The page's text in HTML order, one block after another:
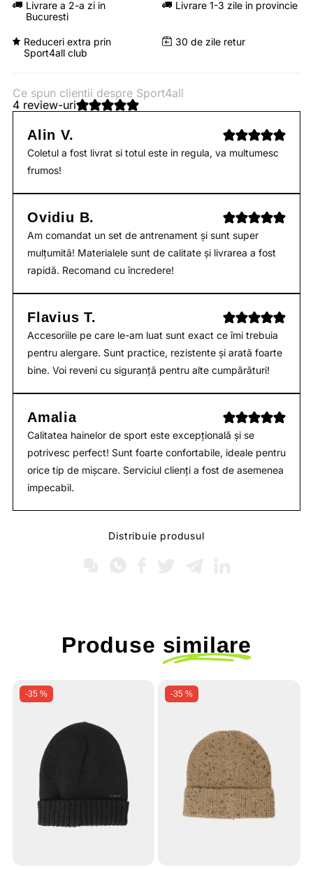
Livrare a 2-a zi in
Bucuresti
Livrare 1-3 zile in provincie
Reduceri extra prin
Sport4all club
30 de zile retur
Ce spun clientii despre Sport4all
4 review-uri
Alin V.
Coletul a fost livrat si totul este in regula, va multumesc
frumos!
Ovidiu B.
Am comandat un set de antrenament și sunt super
mulțumită! Materialele sunt de calitate și livrarea a fost
rapidă. Recomand cu încredere!
Flavius T.
Accesoriile pe care le-am luat sunt exact ce îmi trebuia
pentru alergare. Sunt practice, rezistente și arată foarte
bine. Voi reveni cu siguranță pentru alte cumpărături!
Amalia
Calitatea hainelor de sport este excepțională și se
potrivesc perfect! Sunt foarte confortabile, ideale pentru
orice tip de mișcare. Serviciul clienți a fost de asemenea
impecabil.
Distribuie produsul
Produse similare
-35 % -35 %